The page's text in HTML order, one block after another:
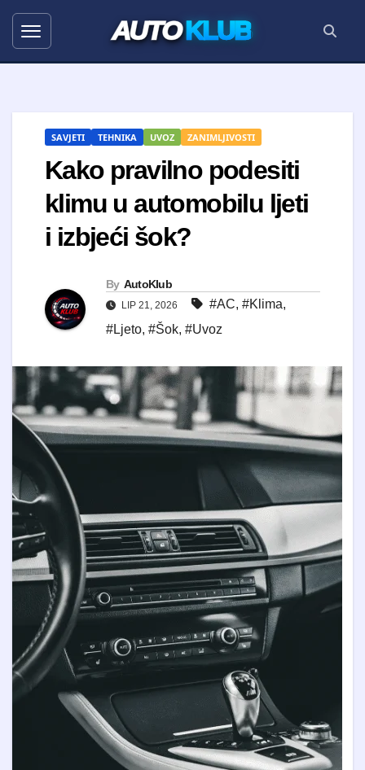
AUTOKLUB
SAVJETI TEHNIKA UVOZ ZANIMLJIVOSTI
Kako pravilno podesiti
klimu u automobilu ljeti
i izbjeći šok?
By AutoKlub
LIP 21, 2026 #AC, #Klima,
#Ljeto, #Šok, #Uvoz